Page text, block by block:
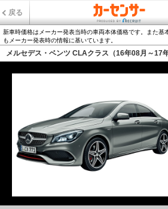
戻る
新車時価格はメーカー発表当時の車両本体価格です。また基
もメーカー発表時の情報に基いています。
メルセデス・ベンツ CLAクラス（16年08月～17